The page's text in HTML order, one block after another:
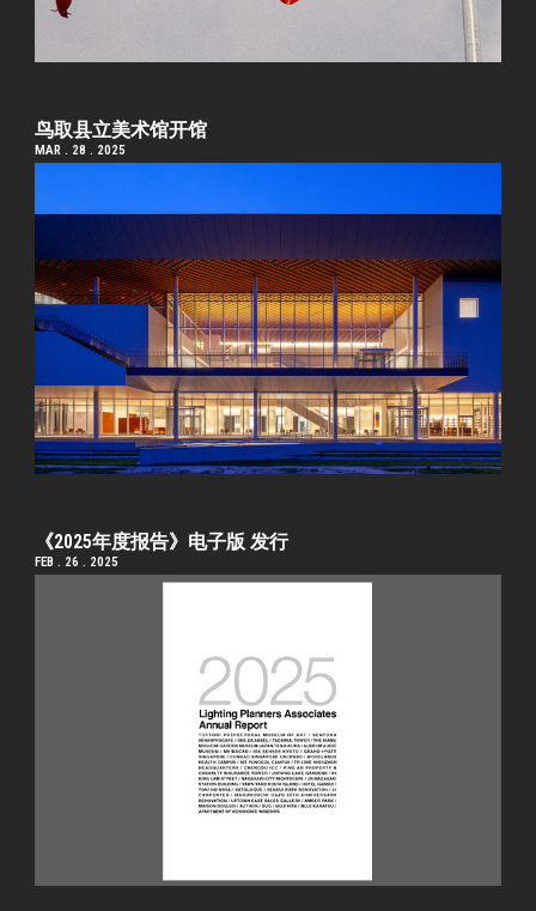
鸟取县立美术馆开馆
MAR . 28 . 2025
《2025年度报告》电子版 发行
FEB . 26 . 2025